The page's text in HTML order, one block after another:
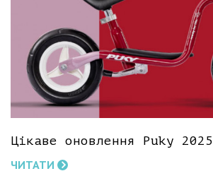
Цікаве оновлення Puky 2025
ЧИТАТИ